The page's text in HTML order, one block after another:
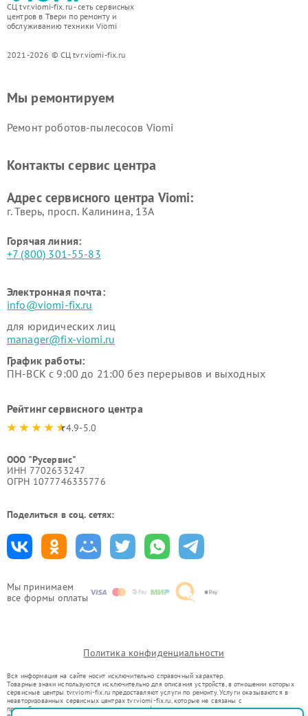
СЦ tvr.viomi-fix.ru - сеть сервисных
центров в Твери по ремонту и
обслуживанию техники Viomi
2021-2026 © СЦ tvr.viomi-fix.ru
Мы принимаем
все формы оплаты
Мы ремонтируем
Ремонт роботов-пылесосов Viomi
Контакты сервис центра
Адрес сервисного центра Viomi:
г. Тверь, просп. Калинина, 13А
Горячая линия:
+7 (800) 301-55-83
Электронная почта:
info@viomi-fix.ru
для юридических лиц
manager@fix-viomi.ru
График работы:
ПН-ВСК с 9:00 до 21:00 без перерывов и выходных
Рейтинг сервисного центра
4.9-5.0
ООО "Русервис"
ИНН 7702633247
ОГРН 1077746335776
Поделиться в соц. сетях:
Политика конфиденциальности
Вся информация на сайте носит исключительно справочный характер.
Товарные знаки используются исключительно для описания устройств, в отношении которых
сервисные центры tvr.viomi-fix.ru предоставляют услуги по ремонту. Услуги оказываются в
неавторизованных сервисных центрах tvr.viomi-fix.ru, которые не связаны с
правообладателями товарных знаков или их официальными представителями.